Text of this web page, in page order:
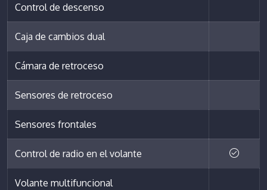
Control de descenso
Caja de cambios dual
Cámara de retroceso
Sensores de retroceso
Sensores frontales
Control de radio en el volante
Volante multifuncional